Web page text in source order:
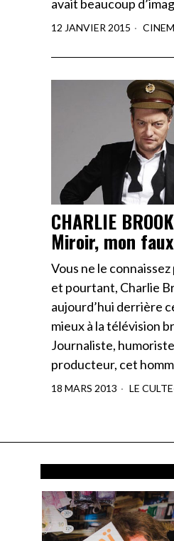
avait beaucoup
12 JANVIER 2015
CHARLIE
Miroir, mon
Vous ne le
et pourtant, Charlie
aujourd’hui derrière
mieux à la télévision
Journaliste,
producteur, cet
18 MARS 2013 LE CULTE